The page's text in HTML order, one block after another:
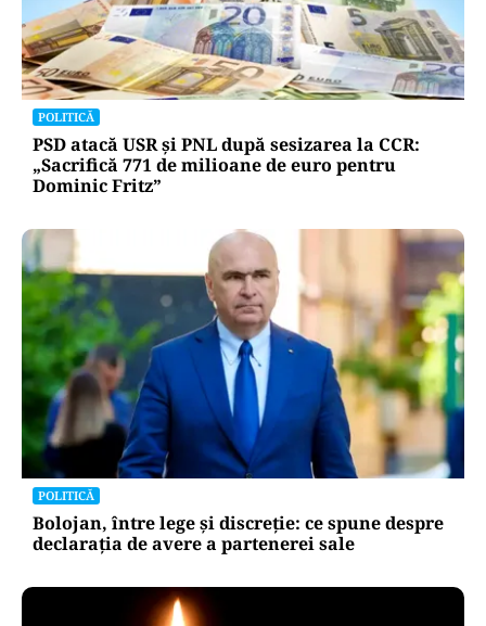
POLITICĂ
PSD atacă USR și PNL după sesizarea la CCR:
„Sacrifică 771 de milioane de euro pentru
Dominic Fritz”
POLITICĂ
Bolojan, între lege și discreție: ce spune despre
declarația de avere a partenerei sale